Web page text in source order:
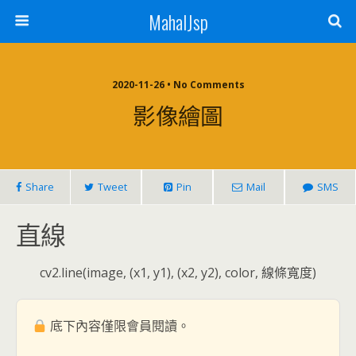
MahalJsp
2020-11-26 • No Comments
影像繪圖
Share Tweet Pin Mail SMS
直線
cv2.line(image, (x1, y1), (x2, y2), color, 線條寬度)
底下內容僅限會員閱讀。